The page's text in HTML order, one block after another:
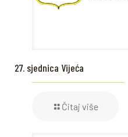
27. sjednica Vijeća
Čitaj više